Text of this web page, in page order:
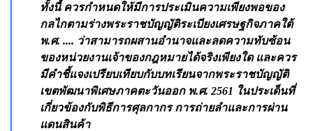
ทั้งนี้ ควรกำหนดให้มีการประเมินความเพียงพอของ
กลไกตามร่างพระราชบัญญัติระเบียงเศรษฐกิจภาคใต้
พ.ศ. .... ว่าสามารถผสานอำนาจและลดความทับซ้อน
ของหน่วยงานเจ้าของกฎหมายได้จริงเพียงใด และควร
มีคำชี้แจงเปรียบเทียบกับบทเรียนจากพระราชบัญญัติ
เขตพัฒนาพิเศษภาคตะวันออก พ.ศ. 2561 ในประเด็นที่
เกี่ยวข้องกับพิธีการศุลกากร การถ่ายลำและการผ่าน
แดนสินค้า